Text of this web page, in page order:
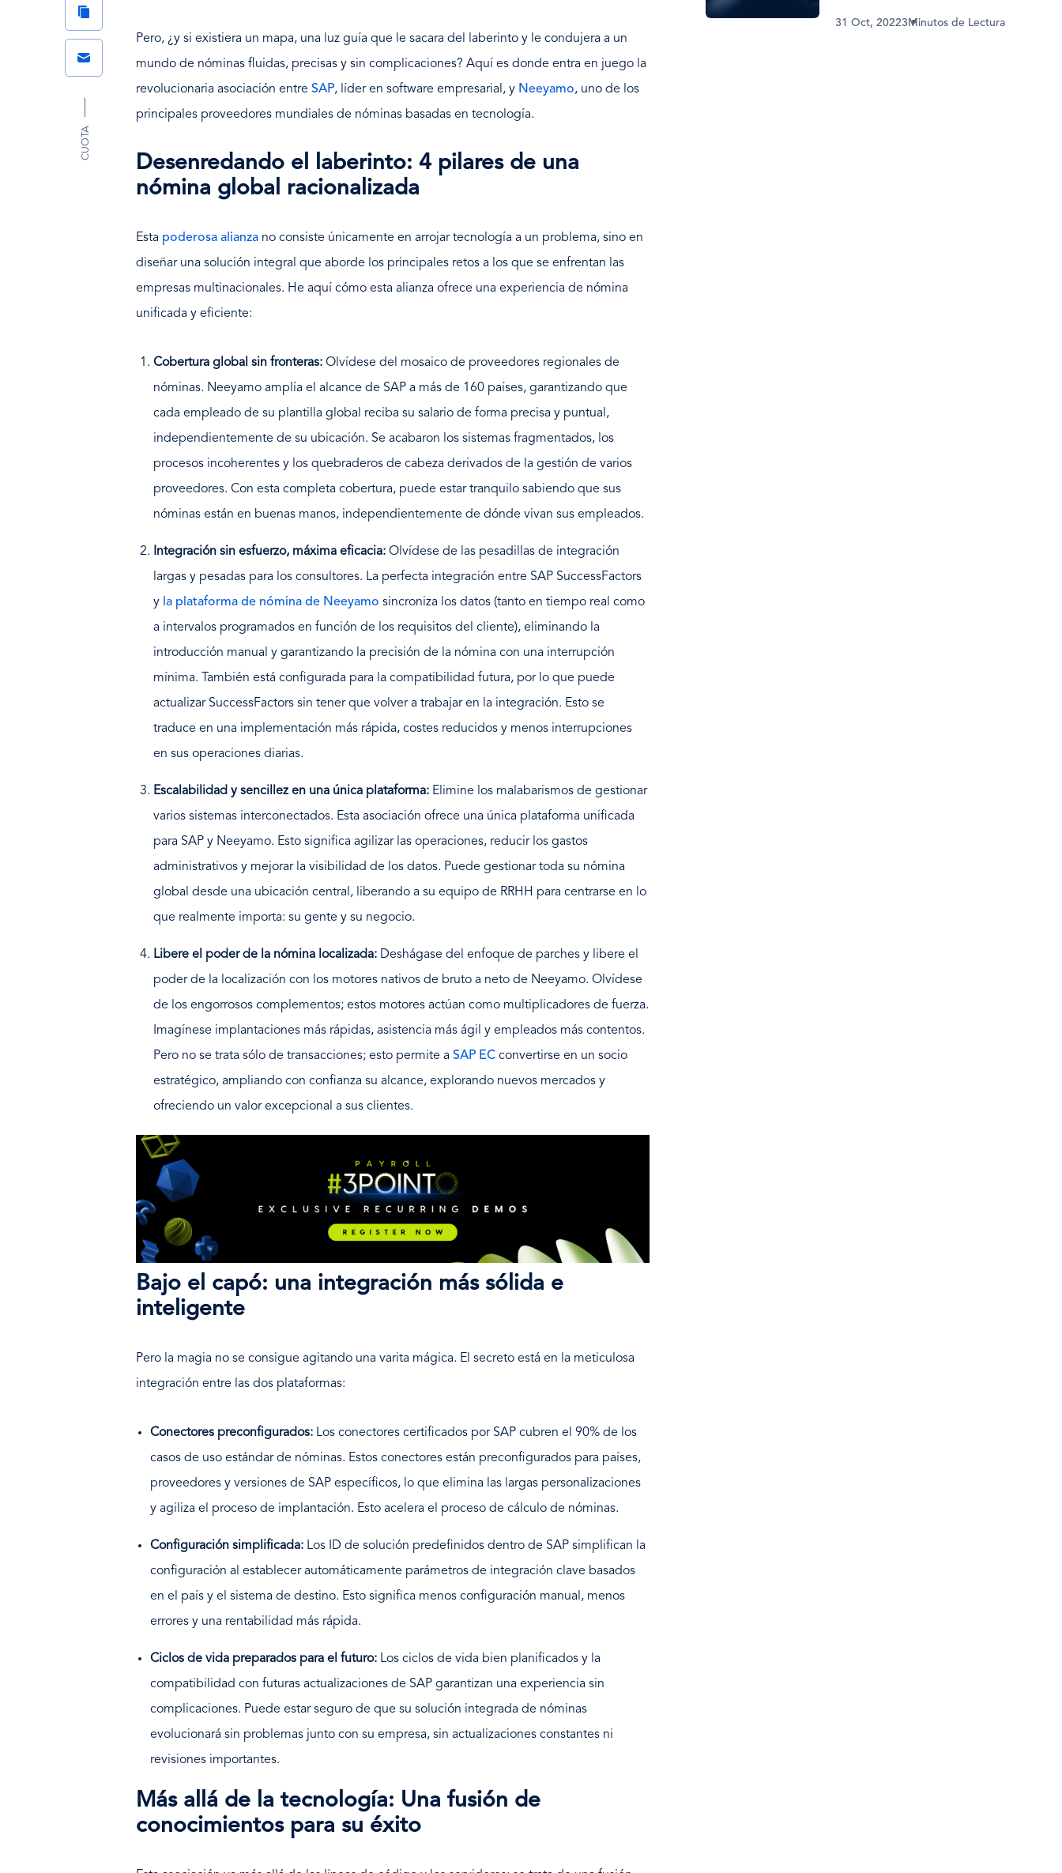
Copy
Link
Email
CUOTA
Pero, ¿y si existiera un mapa, una luz guía que le sacara del laberinto y le condujera a un
mundo de nóminas fluidas, precisas y sin complicaciones? Aquí es donde entra en juego la
revolucionaria asociación entre SAP, líder en software empresarial, y Neeyamo, uno de los
principales proveedores mundiales de nóminas basadas en tecnología.
Desenredando el laberinto: 4 pilares de una
nómina global racionalizada
Esta poderosa alianza no consiste únicamente en arrojar tecnología a un problema, sino en
diseñar una solución integral que aborde los principales retos a los que se enfrentan las
empresas multinacionales. He aquí cómo esta alianza ofrece una experiencia de nómina
unificada y eficiente:
Cobertura global sin fronteras: Olvídese del mosaico de proveedores regionales de
nóminas. Neeyamo amplía el alcance de SAP a más de 160 países, garantizando que
cada empleado de su plantilla global reciba su salario de forma precisa y puntual,
independientemente de su ubicación. Se acabaron los sistemas fragmentados, los
procesos incoherentes y los quebraderos de cabeza derivados de la gestión de varios
proveedores. Con esta completa cobertura, puede estar tranquilo sabiendo que sus
nóminas están en buenas manos, independientemente de dónde vivan sus empleados.
Integración sin esfuerzo, máxima eficacia:Olvídese de las pesadillas de integración
largas y pesadas para los consultores. La perfecta integración entre SAP SuccessFactors
y la plataforma de nómina de Neeyamo sincroniza los datos (tanto en tiempo real como
a intervalos programados en función de los requisitos del cliente), eliminando la
introducción manual y garantizando la precisión de la nómina con una interrupción
mínima. También está configurada para la compatibilidad futura, por lo que puede
actualizar SuccessFactors sin tener que volver a trabajar en la integración. Esto se
traduce en una implementación más rápida, costes reducidos y menos interrupciones
en sus operaciones diarias.
Escalabilidad y sencillez en una única plataforma: Elimine los malabarismos de gestionar
varios sistemas interconectados. Esta asociación ofrece una única plataforma unificada
para SAP y Neeyamo. Esto significa agilizar las operaciones, reducir los gastos
administrativos y mejorar la visibilidad de los datos. Puede gestionar toda su nómina
global desde una ubicación central, liberando a su equipo de RRHH para centrarse en lo
que realmente importa: su gente y su negocio.
Libere el poder de la nómina localizada: Deshágase del enfoque de parches y libere el
poder de la localización con los motores nativos de bruto a neto de Neeyamo. Olvídese
de los engorrosos complementos; estos motores actúan como multiplicadores de fuerza.
Imagínese implantaciones más rápidas, asistencia más ágil y empleados más contentos.
Pero no se trata sólo de transacciones; esto permite aSAP EC convertirse en un socio
estratégico, ampliando con confianza su alcance, explorando nuevos mercados y
ofreciendo un valor excepcional a sus clientes.
Bajo el capó: una integración más sólida e
inteligente
Pero la magia no se consigue agitando una varita mágica. El secreto está en la meticulosa
integración entre las dos plataformas:
Conectores preconfigurados:Los conectores certificados por SAP cubren el 90% de los
casos de uso estándar de nóminas. Estos conectores están preconfigurados para países,
proveedores y versiones de SAP específicos, lo que elimina las largas personalizaciones
y agiliza el proceso de implantación. Esto acelera el proceso de cálculo de nóminas.
Configuración simplificada: Los ID de solución predefinidos dentro de SAP simplifican la
configuración al establecer automáticamente parámetros de integración clave basados
en el país y el sistema de destino. Esto significa menos configuración manual, menos
errores y una rentabilidad más rápida.
Ciclos de vida preparados para el futuro: Los ciclos de vida bien planificados y la
compatibilidad con futuras actualizaciones de SAP garantizan una experiencia sin
complicaciones. Puede estar seguro de que su solución integrada de nóminas
evolucionará sin problemas junto con su empresa, sin actualizaciones constantes ni
revisiones importantes.
Más allá de la tecnología: Una fusión de
conocimientos para su éxito
31 Oct, 20223Minutos de Lectura